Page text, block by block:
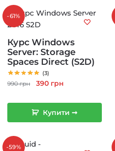
-61%
Курс Windows
Server: Storage
Spaces Direct (S2D)
(3)
990грн
Оригінальна
990 грн.
390 грн
390 грн.
Купити ➞
-59%